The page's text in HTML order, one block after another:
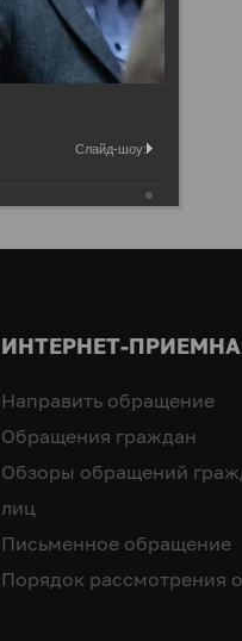
ИНТЕРНЕТ-
Направить обращение
Обращения граждан
Обзоры обращений
лиц
Письменное обращение
Порядок рассмотрения
Слайд-шоу: